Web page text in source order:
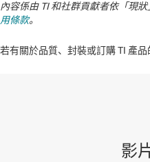
內容係由 TI 和社群貢獻者依「現
用條款。
若有關於品質、封裝或訂購 TI 產品
影